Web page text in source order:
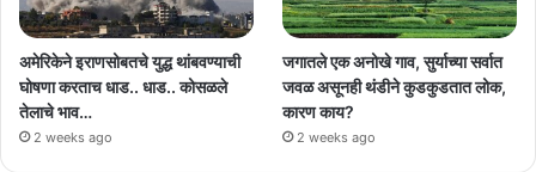
अमेरिकेने इराणसोबतचे युद्ध थांबवण्याची
घोषणा करताच धाड.. धाड.. कोसळले
तेलाचे भाव…
2 weeks ago
जगातले एक अनोखे गाव, सुर्याच्या सर्वात
जवळ असूनही थंडीने कुडकुडतात लोक,
कारण काय?
2 weeks ago